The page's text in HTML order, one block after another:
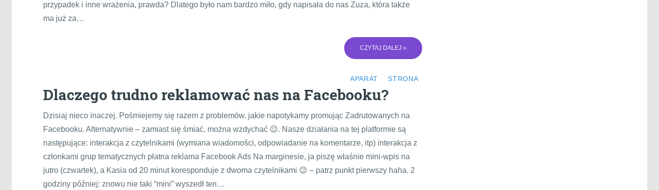
przypadek i inne wrażenia, prawda? Dlatego było nam bardzo miło, gdy napisała do nas Zuza, która także
ma już za…
CZYTAJ DALEJ »
APARAT STRONA
Dlaczego trudno reklamować nas na Facebooku?
Dzisiaj nieco inaczej. Pośmiejemy się razem z problemów, jakie napotykamy promując Zadrutowanych na
Facebooku. Alternatywnie – zamiast się śmiać, można wzdychać 😉. Nasze działania na tej platformie są
następujące: interakcja z czytelnikami (wymiana wiadomości, odpowiadanie na komentarze, itp) interakcja z
członkami grup tematycznych płatna reklama Facebook Ads Na marginesie, ja piszę właśnie mini-wpis na
jutro (czwartek), a Kasia od 20 minut koresponduje z dwoma czytelnikami 😉 – patrz punkt pierwszy haha. 2
godziny później: znowu nie taki “mini” wyszedł ten…